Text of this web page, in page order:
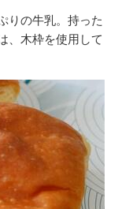
りの牛乳。持った
、木枠を使用して